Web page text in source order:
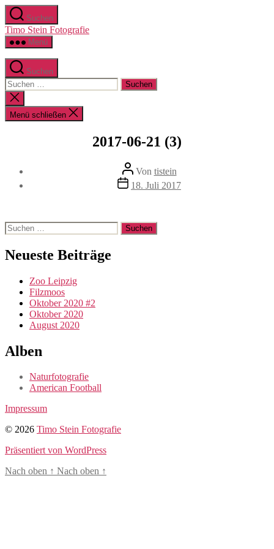
Zum
Inhalt
springen
Suchen
Timo Stein Fotografie
Menü
Suchen
Suchen
nach:
Suche
schließen
Menü schließen
2017-06-21 (3)
Beitragsautor
Von tistein
Veröffentlichungsdatum
18. Juli 2017
Suchen
nach:
Neueste Beiträge
Zoo Leipzig
Filzmoos
Oktober 2020 #2
Oktober 2020
August 2020
Alben
Naturfotografie
American Football
Impressum
© 2026 Timo Stein Fotografie
Präsentiert von WordPress
Nach oben ↑ Nach oben ↑